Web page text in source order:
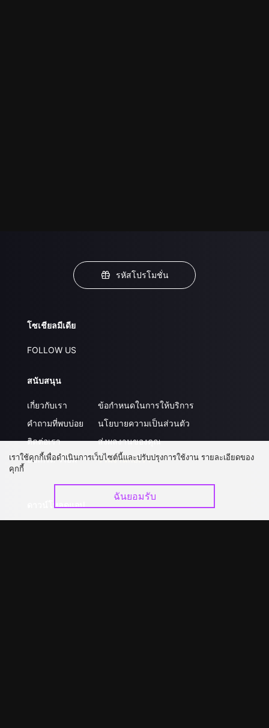
รหัสโปรโมชั่น
โซเชียลมีเดีย
FOLLOW US
สนับสนุน
เกี่ยวกับเรา
คำถามที่พบบ่อย
ติดต่อเรา
อัปเกรด วีไอพี
ข้อกำหนดในการให้บริการ
นโยบายความเป็นส่วนตัว
ส่งผลงานของคุณ
ร่วมงานกับเรา
ดาวน์โหลดแอป
เราใช้คุกกี้เพื่อดำเนินการเว็บไซต์นี้และปรับปรุงการใช้งาน รายละเอียดของ
คุกกี้
ฉันยอมรับ